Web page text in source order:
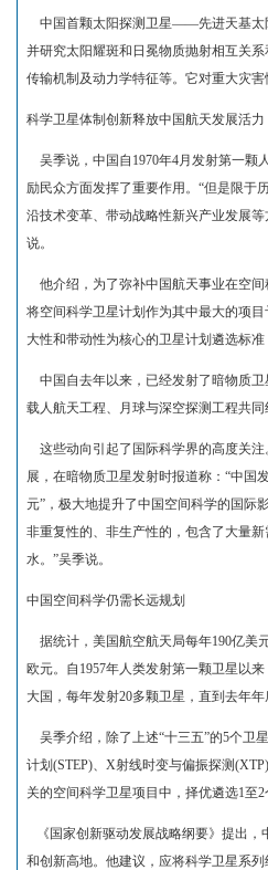
中国首颗太阳探测卫星——先进天基太
并研究太阳耀斑和日冕物质抛射相互关
传输机制及动力学特征等。它对重大灾
科学卫星体制创新释放中国航天发展活力
吴季说，中国自1970年4月发射第一颗
励民众方面发挥了重要作用。“但是限于
沿技术变革、带动战略性新兴产业发展
说。
他介绍，为了弥补中国航天事业在空间
将空间科学卫星计划作为其中最大的项
大性和带动性为核心的卫星计划遴选标
中国自去年以来，已经发射了暗物质卫
载人航天工程、月球与深空探测工程共
这些动向引起了国际科学界的高度关注
展，在暗物质卫星发射时报道称：“中国
元”，极大地提升了中国空间科学的国际
非重复性的、非生产性的，包含了大量
水。”吴季说。
中国空间科学仍需长远规划
据统计，美国航空航天局每年190亿美
欧元。自1957年人类发射第一颗卫星以
大国，每年发射20多颗卫星，直到去年
吴季介绍，除了上述“十三五”的5个卫
计划(STEP)、X射线时变与偏振探测
关的空间科学卫星项目中，择优遴选1至
《国家创新驱动发展战略纲要》提出，
和创新高地。他建议，应将科学卫星系